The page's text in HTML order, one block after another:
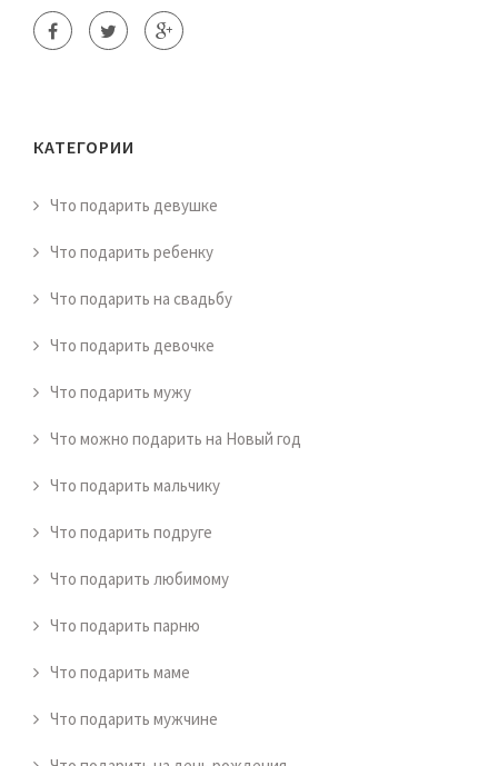
КАТЕГОРИИ
Что подарить девушке
Что подарить ребенку
Что подарить на свадьбу
Что подарить девочке
Что подарить мужу
Что можно подарить на Новый год
Что подарить мальчику
Что подарить подруге
Что подарить любимому
Что подарить парню
Что подарить маме
Что подарить мужчине